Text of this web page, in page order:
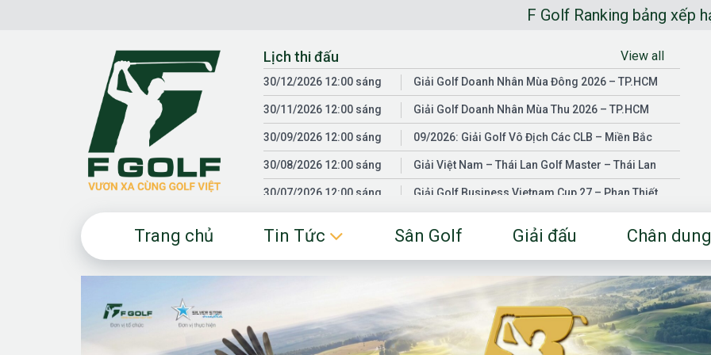
F Golf Ranking bảng xếp hạng
Lịch thi đấu View all
30/12/2026 12:00 sáng Giải Golf Doanh Nhân Mùa Đông 2026 – TP.HCM
30/11/2026 12:00 sáng Giải Golf Doanh Nhân Mùa Thu 2026 – TP.HCM
30/09/2026 12:00 sáng 09/2026: Giải Golf Vô Địch Các CLB – Miền Bắc
30/08/2026 12:00 sáng Giải Việt Nam – Thái Lan Golf Master – Thái Lan
30/07/2026 12:00 sáng Giải Golf Business Vietnam Cup 27 – Phan Thiết
30/01/2026 12:00 sáng
Fgolf Open Championship – Tây Ninh
18/04/2025 12:00 sáng Golf Business Vietnam Cup 25
Trang chủ Tin Tức Sân Golf Giải đấu Chân